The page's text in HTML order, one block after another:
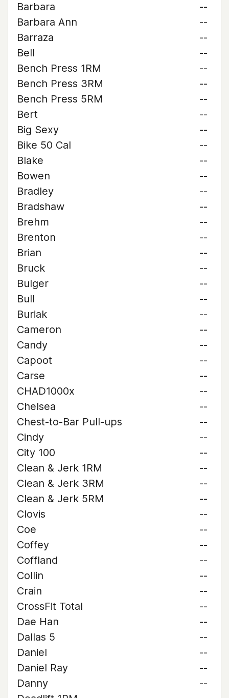
Barbara
--
Barbara Ann
--
Barraza
--
Bell
--
Bench Press 1RM
--
Bench Press 3RM
--
Bench Press 5RM
--
Bert
--
Big Sexy
--
Bike 50 Cal
--
Blake
--
Bowen
--
Bradley
--
Bradshaw
--
Brehm
--
Brenton
--
Brian
--
Bruck
--
Bulger
--
Bull
--
Buriak
--
Cameron
--
Candy
--
Capoot
--
Carse
--
CHAD1000x
--
Chelsea
--
Chest-to-Bar Pull-ups
--
Cindy
--
City 100
--
Clean & Jerk 1RM
--
Clean & Jerk 3RM
--
Clean & Jerk 5RM
--
Clovis
--
Coe
--
Coffey
--
Coffland
--
Collin
--
Crain
--
CrossFit Total
--
Dae Han
--
Dallas 5
--
Daniel
--
Daniel Ray
--
Danny
--